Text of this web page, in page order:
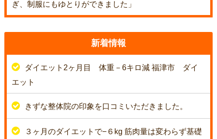
ぎ、制服にもゆとりができました」
新着情報
ダイエット2ヶ月目 体重－6キロ減 福津市 ダイ
エット
きずな整体院の印象を口コミいただきました。
３ヶ月のダイエットで−６kg 筋肉量は変わらず基礎